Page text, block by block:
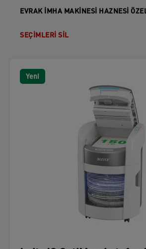
EVRAK İMHA MAKINESI HAZNESI
SEÇIMLERI SIL
Yeni